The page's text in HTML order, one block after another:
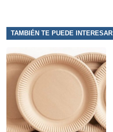
TAMBIÉN TE PUEDE INTERESAR